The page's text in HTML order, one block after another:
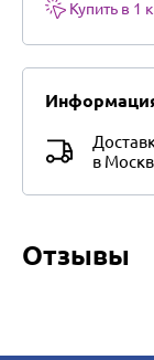
Купить в 1
в
Отзывы